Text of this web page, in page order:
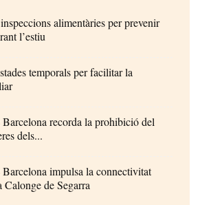
alimentàries per prevenir
l’estiu
temporals per facilitar la
recorda la prohibició del
dels...
impulsa la connectivitat
Calonge de Segarra